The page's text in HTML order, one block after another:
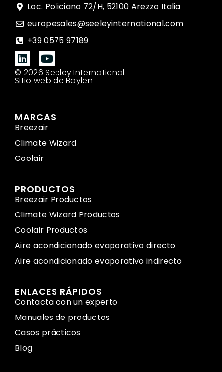
Loc. Policiano 72/H, 52100 Arezzo Italia
europesales@seeleyinternational.com
+39 0575 97189
© 2026 Seeley International
Sitio web de Boylen
MARCAS
Breezair
Climate Wizard
Coolair
PRODUCTOS
Breezair Productos
Climate Wizard Productos
Coolair Productos
Aire acondicionado evaporativo directo
Aire acondicionado evaporativo indirecto
ENLACES RÁPIDOS
Contacta con un experto
Manuales de productos
Casos prácticos
Blog